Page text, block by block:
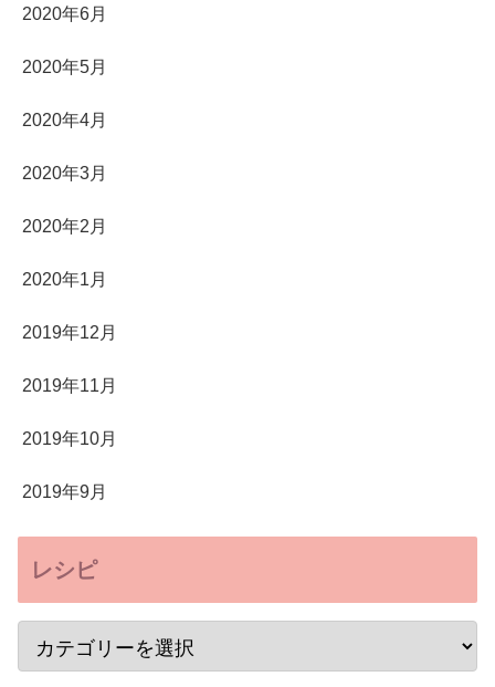
2020年6月
2020年5月
2020年4月
2020年3月
2020年2月
2020年1月
2019年12月
2019年11月
2019年10月
2019年9月
レシピ